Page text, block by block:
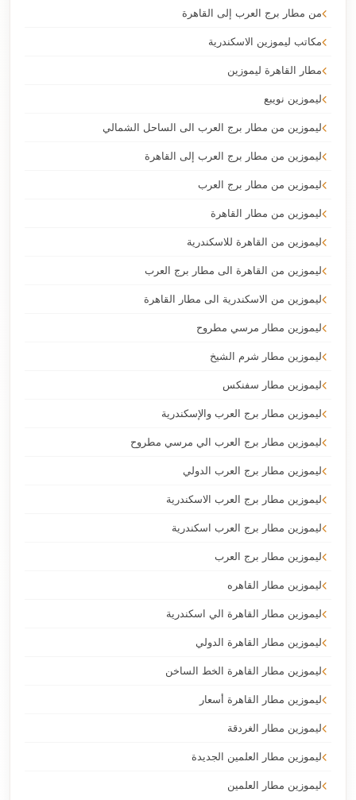
من مطار برج العرب إلى القاهرة
مكاتب ليموزين الاسكندرية
مطار القاهرة ليموزين
ليموزين نويبع
ليموزين من مطار برج العرب الى الساحل الشمالي
ليموزين من مطار برج العرب إلى القاهرة
ليموزين من مطار برج العرب
ليموزين من مطار القاهرة
ليموزين من القاهرة للاسكندرية
ليموزين من القاهرة الى مطار برج العرب
ليموزين من الاسكندرية الى مطار القاهرة
ليموزين مطار مرسي مطروح
ليموزين مطار شرم الشيخ
ليموزين مطار سفنكس
ليموزين مطار برج العرب والإسكندرية
ليموزين مطار برج العرب الي مرسي مطروح
ليموزين مطار برج العرب الدولي
ليموزين مطار برج العرب الاسكندرية
ليموزين مطار برج العرب اسكندرية
ليموزين مطار برج العرب
ليموزين مطار القاهره
ليموزين مطار القاهرة الي اسكندرية
ليموزين مطار القاهرة الدولي
ليموزين مطار القاهرة الخط الساخن
ليموزين مطار القاهرة أسعار
ليموزين مطار الغردقة
ليموزين مطار العلمين الجديدة
ليموزين مطار العلمين